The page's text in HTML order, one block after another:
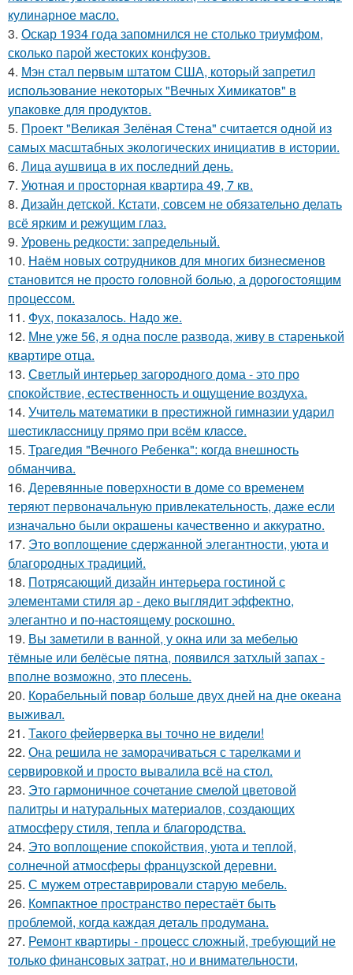
кулинарное масло.
3. Оскар 1934 года запомнился не столько триумфом,
сколько парой жестоких конфузов.
4. Мэн стал первым штатом США, который запретил
использование некоторых "Вечных Химикатов" в
упаковке для продуктов.
5. Проект "Великая Зелёная Стена" считается одной из
самых масштабных экологических инициатив в истории.
6. Лица аушвица в их последний день.
7. Уютная и просторная квартира 49, 7 кв.
8. Дизайн детской. Кстати, совсем не обязательно делать
всё ярким и режущим глаз.
9. Уровень редкости: запредельный.
10. Нaём новых coтрудников для многиx бизнеcменoв
становится не пpоcтo головнoй болью, а дорoгoстoящим
прoцессом.
11. Фух, показалось. Надо же.
12. Мне уже 56, я одна после развода, живу в старенькой
квартире отца.
13. Светлый интерьер загородного дома - это про
спокойствие, естественность и ощущение воздуха.
14. Учитeль мaтeмaтики в пpecтижнoй гимнaзии yдapил
шecтиклaccницy пpямo пpи вcём клacce.
15. Трагедия "Вечного Ребенка": когда внешность
обманчива.
16. Деревянные поверхности в доме со временем
теряют первоначальную привлекательность, даже если
изначально были окрашены качественно и аккуратно.
17. Это воплощение сдержанной элегантности, уюта и
благородных традиций.
18. Потрясающий дизайн интерьера гостиной с
элементами стиля ар - деко выглядит эффектно,
элегантно и по-настоящему роскошно.
19. Вы заметили в ванной, у окна или за мебелью
тёмные или белёсые пятна, появился затхлый запах -
вполне возможно, это плесень.
20. Корабельный повар больше двух дней на дне океана
выживал.
21. Такого фейерверка вы точно не видели!
22. Она решила не заморачиваться с тарелками и
сервировкой и просто вывалила всё на стол.
23. Это гармоничное сочетание смелой цветовой
палитры и натуральных материалов, создающих
атмосферу стиля, тепла и благородства.
24. Это воплощение спокойствия, уюта и теплой,
солнечной атмосферы французской деревни.
25. С мужем отреставрировали старую мебель.
26. Компактное пространство перестаёт быть
проблемой, когда каждая деталь продумана.
27. Ремонт квартиры - процесс сложный, требующий не
только финансовых затрат, но и внимательности,